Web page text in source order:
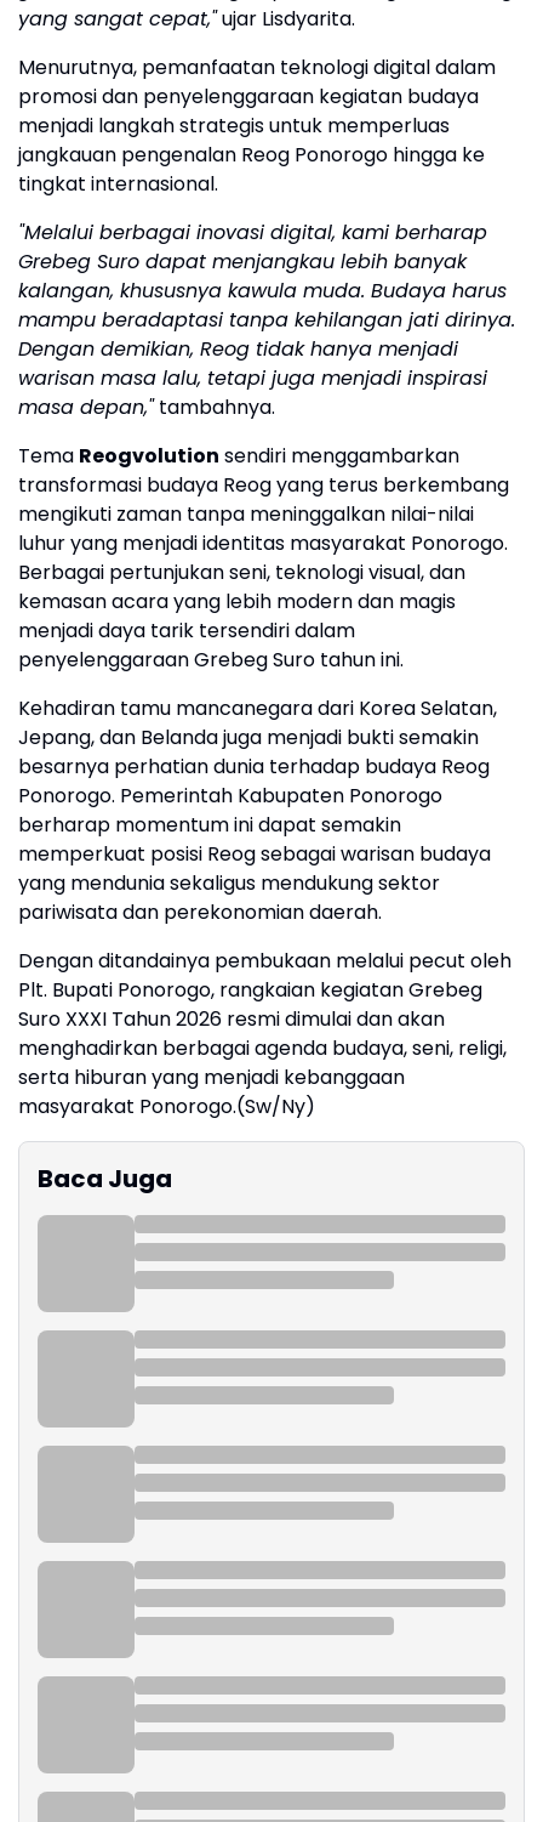
yang sangat cepat,"ujar Lisdyarita.
Menurutnya, pemanfaatan teknologi digital dalam
promosi dan penyelenggaraan kegiatan budaya
menjadi langkah strategis untuk memperluas
jangkauan pengenalan Reog Ponorogo hingga ke
tingkat internasional.
"Melalui berbagai inovasi digital, kami berharap
Grebeg Suro dapat menjangkau lebih banyak
kalangan, khususnya kawula muda. Budaya harus
mampu beradaptasi tanpa kehilangan jati dirinya.
Dengan demikian, Reog tidak hanya menjadi
warisan masa lalu, tetapi juga menjadi inspirasi
masa depan,"tambahnya.
Tema Reogvolution sendiri menggambarkan
transformasi budaya Reog yang terus berkembang
mengikuti zaman tanpa meninggalkan nilai-nilai
luhur yang menjadi identitas masyarakat Ponorogo.
Berbagai pertunjukan seni, teknologi visual, dan
kemasan acara yang lebih modern dan magis
menjadi daya tarik tersendiri dalam
penyelenggaraan Grebeg Suro tahun ini.
Kehadiran tamu mancanegara dari Korea Selatan,
Jepang, dan Belanda juga menjadi bukti semakin
besarnya perhatian dunia terhadap budaya Reog
Ponorogo. Pemerintah Kabupaten Ponorogo
berharap momentum ini dapat semakin
memperkuat posisi Reog sebagai warisan budaya
yang mendunia sekaligus mendukung sektor
pariwisata dan perekonomian daerah.
Dengan ditandainya pembukaan melalui pecut oleh
Plt. Bupati Ponorogo, rangkaian kegiatan Grebeg
Suro XXXI Tahun 2026 resmi dimulai dan akan
menghadirkan berbagai agenda budaya, seni, religi,
serta hiburan yang menjadi kebanggaan
masyarakat Ponorogo.(Sw/Ny)
Baca Juga